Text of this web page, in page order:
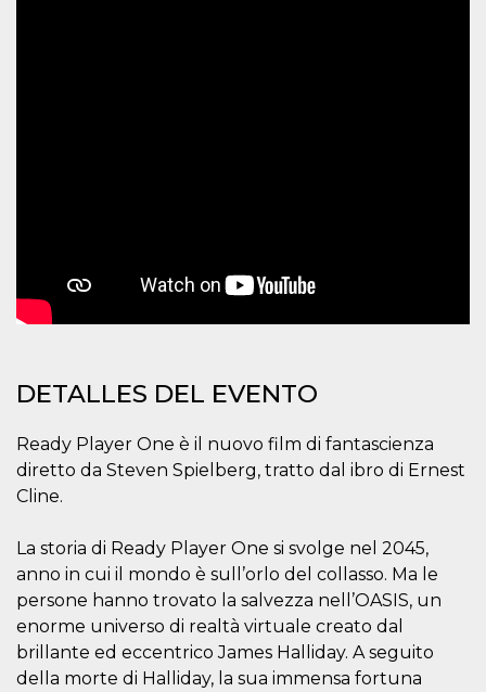
DETALLES DEL EVENTO
Ready Player One è il nuovo film di fantascienza
diretto da Steven Spielberg, tratto dal ibro di Ernest
Cline.
La storia di Ready Player One si svolge nel 2045,
anno in cui il mondo è sull’orlo del collasso. Ma le
persone hanno trovato la salvezza nell’OASIS, un
enorme universo di realtà virtuale creato dal
brillante ed eccentrico James Halliday. A seguito
della morte di Halliday, la sua immensa fortuna
sitio, pero un
m
Stripe
m.stripe.com
1 año 1 mes
Esta cookie se
utiliza
generalmente
los servicios de
procesamiento
de pagos,
facilitando el
almacenamiento
de contenidos
en el navegador
para hacer que
las páginas se
carguen más